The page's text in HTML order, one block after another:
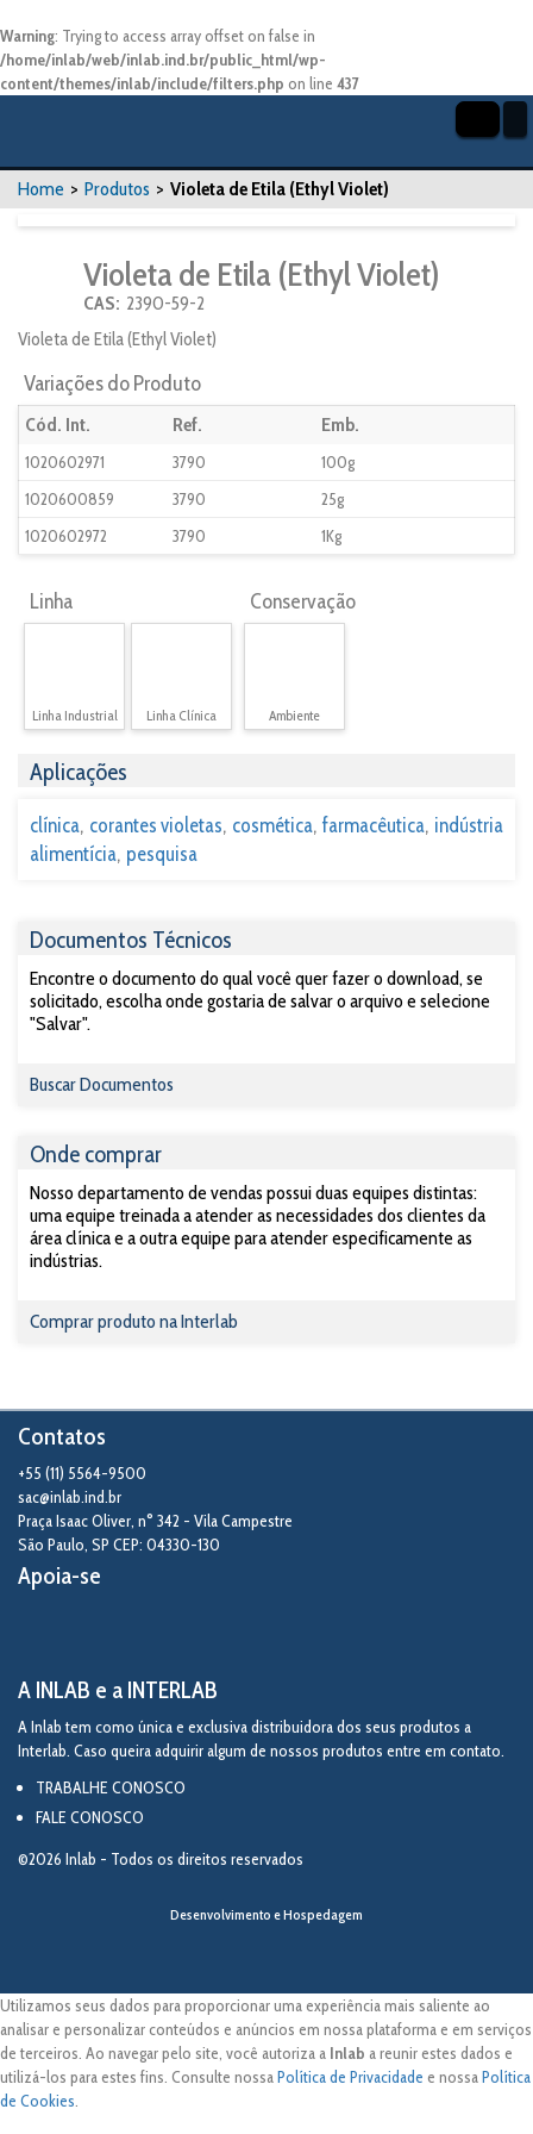
Warning: Trying to access array offset on false in
/home/inlab/web/inlab.ind.br/public_html/wp-
content/themes/inlab/include/filters.php on line 437
Home > Produtos > Violeta de Etila (Ethyl Violet)
Violeta de Etila (Ethyl Violet)
CAS: 2390-59-2
Violeta de Etila (Ethyl Violet)
Variações do Produto
Cód. Int. Ref. Emb.
1020602971 3790
100g
1020600859
3790
25g
1020602972
3790 1Kg
Linha
Linha Industrial Linha Clínica
Conservação
Ambiente
Aplicações
clínica corantes violetas cosmética farmacêutica indústria
alimentícia pesquisa
Documentos Técnicos
Encontre o documento do qual você quer fazer o download, se
solicitado, escolha onde gostaria de salvar o arquivo e selecione
"Salvar".
Buscar Documentos
Onde comprar
Nosso departamento de vendas possui duas equipes distintas:
uma equipe treinada a atender as necessidades dos clientes da
área clínica e a outra equipe para atender especificamente as
indústrias.
Comprar produto na Interlab
Contatos
+55 (11) 5564-9500
sac@inlab.ind.br
Praça Isaac Oliver, n° 342 - Vila Campestre
São Paulo, SP CEP: 04330-130
Apoia-se
A INLAB e a INTERLAB
A Inlab tem como única e exclusiva distribuidora dos seus produtos a
Interlab. Caso queira adquirir algum de nossos produtos entre em contato.
TRABALHE CONOSCO
FALE CONOSCO
©2026 Inlab - Todos os direitos reservados
Desenvolvimento e Hospedagem
Utilizamos seus dados para proporcionar uma experiência mais saliente ao
analisar e personalizar conteúdos e anúncios em nossa plataforma e em serviços
de terceiros. Ao navegar pelo site, você autoriza a Inlab a reunir estes dados e
utilizá-los para estes fins. Consulte nossaPolítica de Privacidade e nossaPolítica
de Cookies.